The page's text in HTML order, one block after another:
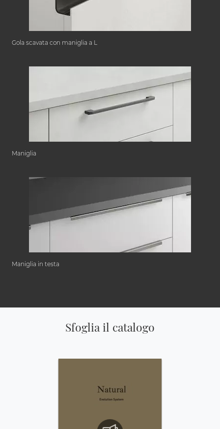
Gola scavata con maniglia a L
Maniglia
Maniglia in testa
Sfoglia il catalogo